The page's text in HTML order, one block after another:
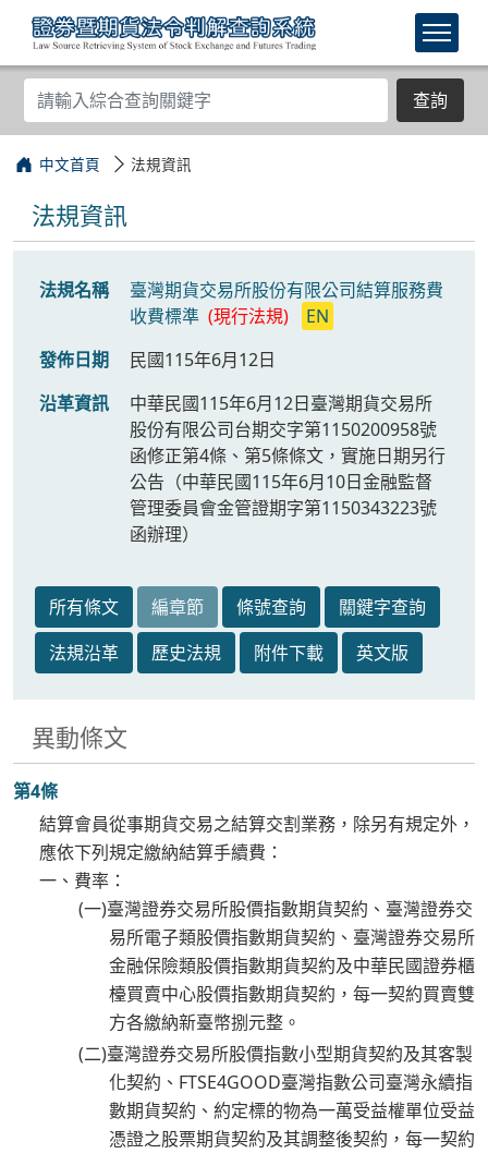
查詢
中文首頁 法規資訊
法規資訊
法規名稱
臺灣期貨交易所股份有限公司結算服務費
收費標準 (現行法規)
EN
發佈日期
民國115年6月12日
沿革資訊
中華民國115年6月12日臺灣期貨交易所
股份有限公司台期交字第1150200958號
函修正第4條、第5條條文，實施日期另行
公告（中華民國115年6月10日金融監督
管理委員會金管證期字第1150343223號
函辦理）
所有條文 編章節 條號查詢
關鍵字查詢
法規沿革
歷史法規 附件下載 英文版
異動條文
第4條
結算會員從事期貨交易之結算交割業務，除另有規定外，
應依下列規定繳納結算手續費：
一、費率：
(一)臺灣證券交易所股價指數期貨契約、臺灣證券交
易所電子類股價指數期貨契約、臺灣證券交易所
金融保險類股價指數期貨契約及中華民國證券櫃
檯買賣中心股價指數期貨契約，每一契約買賣雙
方各繳納新臺幣捌元整。
(二)臺灣證券交易所股價指數小型期貨契約及其客製
化契約、FTSE4GOOD臺灣指數公司臺灣永續指
數期貨契約、約定標的物為一萬受益權單位受益
憑證之股票期貨契約及其調整後契約，每一契約